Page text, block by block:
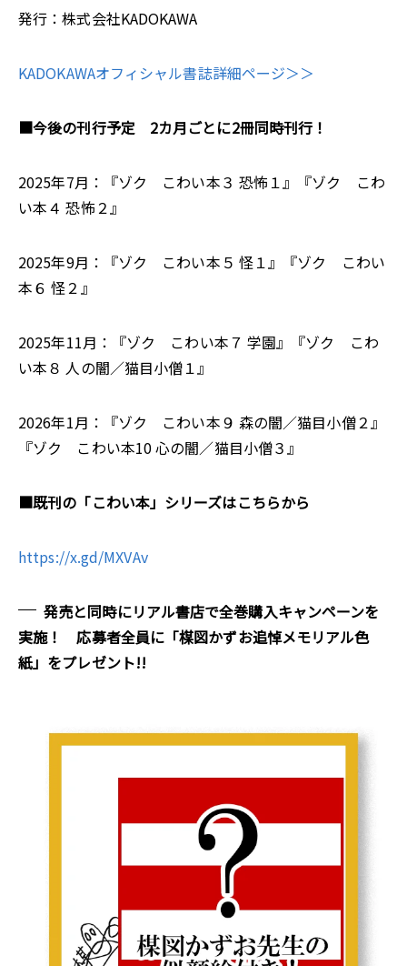
発行：株式会社KADOKAWA
KADOKAWAオフィシャル書誌詳細ページ＞＞
■今後の刊行予定 2カ月ごとに2冊同時刊行！
2025年7月：『ゾク こわい本３ 恐怖１』『ゾク こわ
い本４ 恐怖２』
2025年9月：『ゾク こわい本５ 怪１』『ゾク こわい
本６ 怪２』
2025年11月：『ゾク こわい本７ 学園』『ゾク こわ
い本８ 人の闇／猫目小僧１』
2026年1月：『ゾク こわい本９ 森の闇／猫目小僧２』
『ゾク こわい本10 心の闇／猫目小僧３』
■既刊の「こわい本」シリーズはこちらから
https://x.gd/MXVAv
発売と同時にリアル書店で全巻購入キャンペーンを
実施！ 応募者全員に「楳図かずお追悼メモリアル色
紙」をプレゼント!!